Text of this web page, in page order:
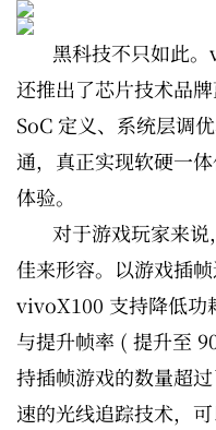
黑科技不只如此。
还推出了芯片技术品
SoC 定义、系统层调
通，真正实现软硬一
体验。
对于游戏玩家来
佳来形容。以游戏插帧
vivoX100 支持降低功
与提升帧率 ( 提升至
持插帧游戏的数量超
速的光线追踪技术，